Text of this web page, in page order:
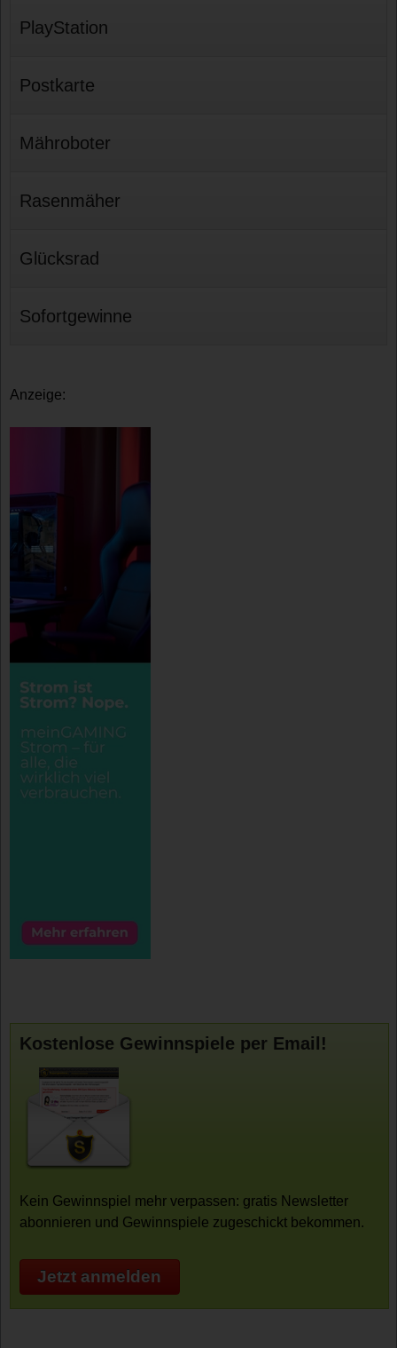
PlayStation
Postkarte
Mähroboter
Rasenmäher
Glücksrad
Sofortgewinne
Anzeige:
Kostenlose Gewinnspiele per Email!
Kein Gewinnspiel mehr verpassen: gratis Newsletter
abonnieren und Gewinnspiele zugeschickt bekommen.
Jetzt anmelden